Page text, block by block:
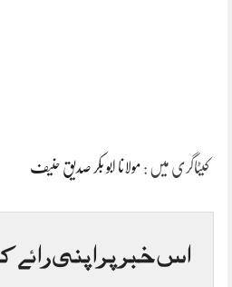
کیٹاگری میں : مولانا ابو بکر صدیق حنیف
اس خبر پر اپنی رائے